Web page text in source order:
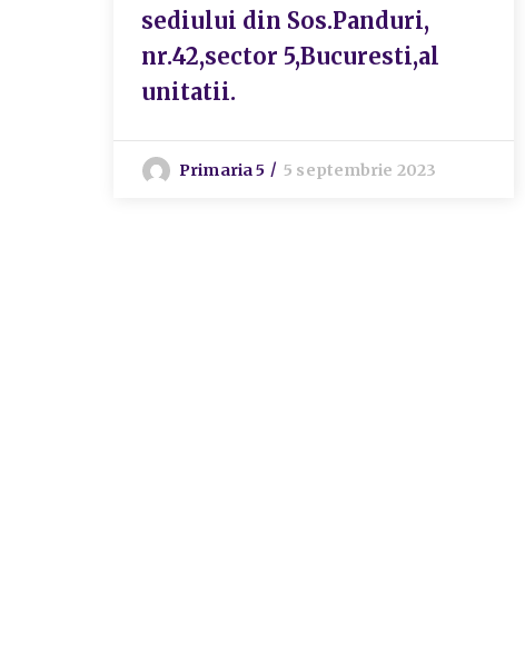
sediului din Sos.Panduri,
nr.42,sector 5,Bucuresti,al
unitatii.
Primaria 5 5 septembrie 2023